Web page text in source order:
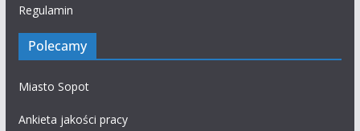
Regulamin
Polecamy
Miasto Sopot
Ankieta jakości pracy